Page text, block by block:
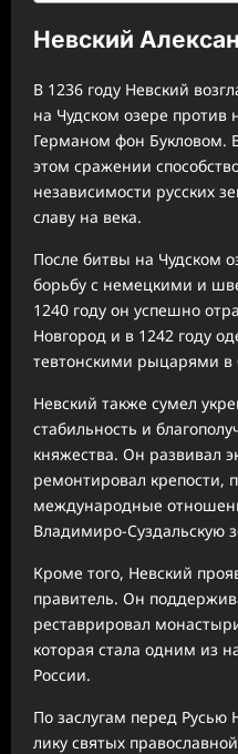
Невский
В 1236 году Невский
на Чудском озере против
Германом фон Букловом.
этом сражении
независимости русских
славу на века.
После битвы на Чудском
борьбу с немецкими и
1240 году он успешно
Новгород и в 1242 году
тевтонскими рыцарями в
Невский также сумел
стабильность и
княжества. Он развивал
ремонтировал крепости,
международные
Владимиро-Суздальскую
Кроме того, Невский
правитель. Он
реставрировал
которая стала одним из
России.
По заслугам перед Русью
лику святых